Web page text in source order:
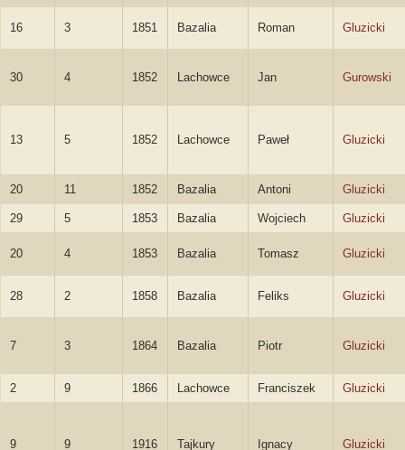
16 3 1851 Bazalia Roman Gluzicki
30 4 1852 Lachowce Jan Gurowski
13 5 1852 Lachowce Paweł Gluzicki
20 11 1852 Bazalia Antoni Gluzicki
29 5 1853 Bazalia Wojciech Gluzicki
20 4 1853 Bazalia Tomasz Gluzicki
28 2 1858 Bazalia Feliks Gluzicki
7 3 1864 Bazalia Piotr Gluzicki
2 9 1866 Lachowce Franciszek Gluzicki
9 9 1916 Tajkury Ignacy Gluzicki